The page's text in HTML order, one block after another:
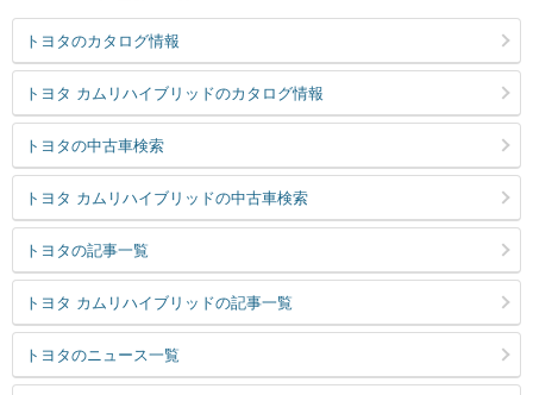
トヨタのカタログ情報
トヨタ カムリハイブリッドのカタログ情報
トヨタの中古車検索
トヨタ カムリハイブリッドの中古車検索
トヨタの記事一覧
トヨタ カムリハイブリッドの記事一覧
トヨタのニュース一覧